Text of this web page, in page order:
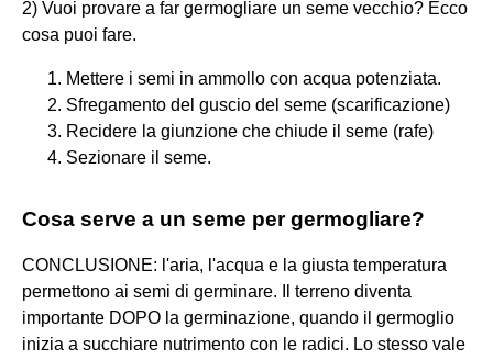
2) Vuoi provare a far germogliare un seme vecchio? Ecco
cosa puoi fare.
Mettere i semi in ammollo con acqua potenziata.
Sfregamento del guscio del seme (scarificazione)
Recidere la giunzione che chiude il seme (rafe)
Sezionare il seme.
Cosa serve a un seme per germogliare?
CONCLUSIONE: l'aria, l'acqua e la giusta temperatura
permettono ai semi di germinare. Il terreno diventa
importante DOPO la germinazione, quando il germoglio
inizia a succhiare nutrimento con le radici. Lo stesso vale